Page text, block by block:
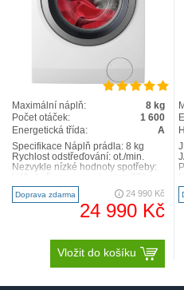
Maximální náplň:
8 kg
Počet otáček:
1 600
Energetická třída:
A
Specifikace Náplň prádla: 8 kg
Rychlost odstřeďování: ot./min.
Nezvykle nízké hodnoty spotřeby:
náplní 8 kg ..
Doprava zdarma 24 990 Kč
24 990 Kč
Vložit do košíku